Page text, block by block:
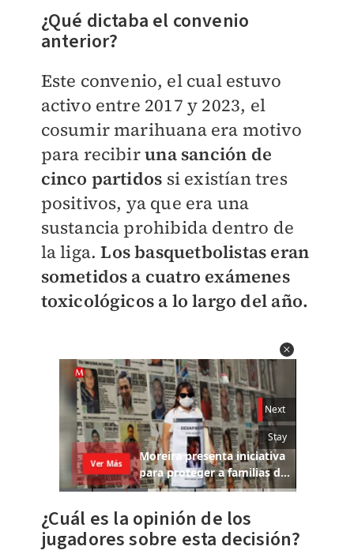
¿Qué dictaba el convenio
anterior?
Este convenio, el cual estuvo
activo entre 2017 y 2023, el
cosumir marihuana era motivo
para recibiruna sanción de
cinco partidos si existían tres
positivos, ya que era una
sustancia prohibida dentro de
la liga.Los basquetbolistas eran
sometidos a cuatro exámenes
toxicológicos a lo largo del año.
¿Cuál es la opinión de los
jugadores sobre esta decisión?